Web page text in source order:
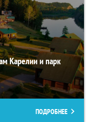
Карелии и парк
ПОДРОБНЕЕ